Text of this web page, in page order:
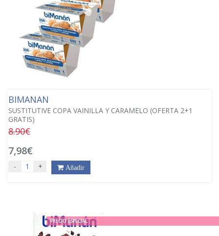
BIMANAN
SUSTITUTIVE COPA VAINILLA Y CARAMELO (OFERTA 2+1
GRATIS)
8.90€
7,98€
- + Añadir
PRECIO ESPECIAL